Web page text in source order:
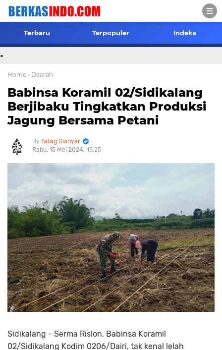
Terbaru Terpopuler Indeks
.
Home › Daerah
Babinsa Koramil 02/Sidikalang
Berjibaku Tingkatkan Produksi
Jagung Bersama Petani
Tatag Gianyar
Rabu, 15 Mei 2024 15.25
Sidikalang - Serma Rislon, Babinsa Koramil
02/Sidikalang Kodim 0206/Dairi, tak kenal lelah